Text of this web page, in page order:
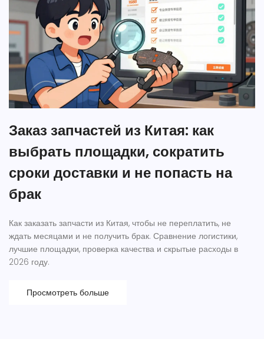
Заказ запчастей из Китая: как
выбрать площадки, сократить
сроки доставки и не попасть на
брак
Как заказать запчасти из Китая, чтобы не переплатить, не
ждать месяцами и не получить брак. Сравнение логистики,
лучшие площадки, проверка качества и скрытые расходы в
2026 году.
Просмотреть больше